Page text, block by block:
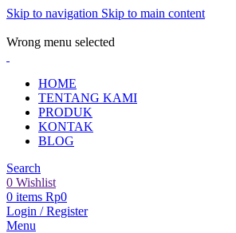
Skip to navigation Skip to main content
Wrong menu selected
HOME
TENTANG KAMI
PRODUK
KONTAK
BLOG
Search
0 Wishlist
0 items Rp0
Login / Register
Menu